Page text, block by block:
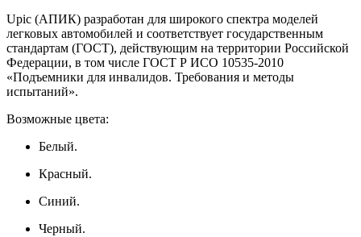
Upic (АПИК) разработан для широкого спектра моделей
легковых автомобилей и соответствует государственным
стандартам (ГОСТ), действующим на территории Российской
Федерации, в том числе ГОСТ Р ИСО 10535-2010
«Подъемники для инвалидов. Требования и методы
испытаний».
Возможные цвета:
Белый.
Красный.
Синий.
Черный.